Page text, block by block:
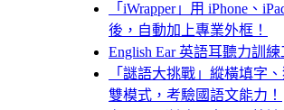
「iWrapper」用 iPhone、
後，自動加上專業外框！
English Ear 英語耳聽力訓
「謎語大挑戰」縱橫填字
雙模式，考驗國語文能力！